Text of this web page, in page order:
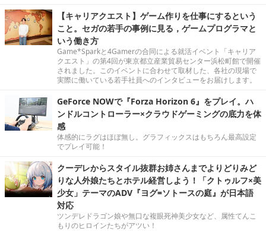
【キャリアクエスト】ゲーム作りを仕事にするという
こと。セガの若手の事例に見る，ゲームプログラマと
いう働き方
Game*Sparkと4Gamerの合同による就活イベント「キャリア
クエスト」の第4回が東京都立産業貿易センター浜松町館で開催
されました。このイベントに合わせて取材した、各社の現場で
実際に働いている若手社員へのインタビューをお届けします。
GeForce NOWで『Forza Horizon 6』をプレイ。ハ
ンドルコントローラー×クラウドゲーミングの底力を体
感
体感的にラグはほぼ無し。グラフィックスはもちろん最高設定
でプレイ可能！
クーデレからスタイル抜群お姉さんまでよりどりみど
りな人外娘たちとホテル経営しよう！「クトゥルフ×美
少女」テーマのADV『ヨグ=ソトースの庭』が日本語
対応
ツンデレドラゴン娘や無口な複眼死神美少女など、属性てんこ
もりのヒロインたちがアツい！